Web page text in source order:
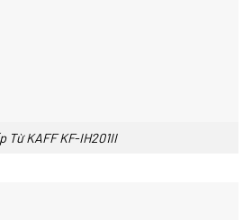
Từ KAFF KF-IH201II